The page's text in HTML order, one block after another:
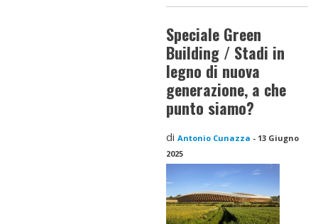
Speciale Green
Building / Stadi in
legno di nuova
generazione, a che
punto siamo?
di Antonio Cunazza - 13 Giugno
2025